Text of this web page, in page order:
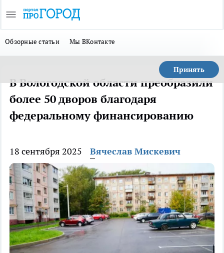
Обзорные статьи Мы ВКонтакте
Принять
В Вологодской области преобразили
более 50 дворов благодаря
федеральному финансированию
18 сентября 2025 Вячеслав Мискевич